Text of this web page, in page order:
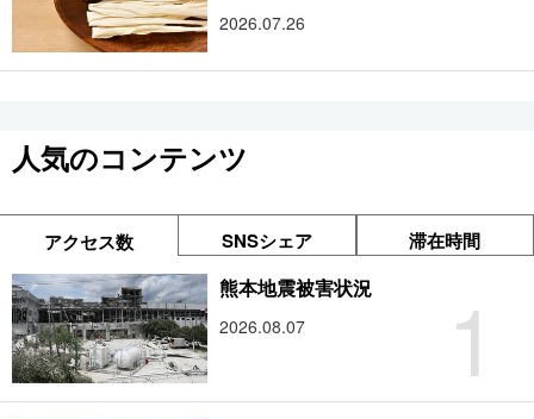
2026.07.26
人気のコンテンツ
アクセス数 SNSシェア 滞在時間
1
熊本地震被害状況
2026.08.07